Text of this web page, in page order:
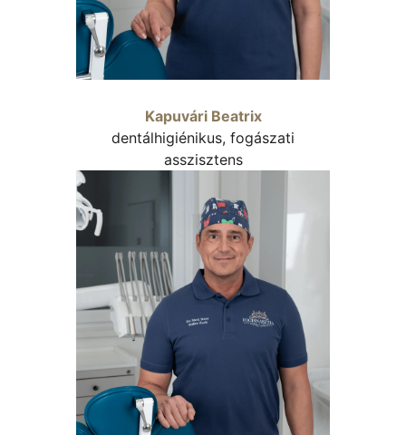
Kapuvári Beatrix
dentálhigiénikus, fogászati
asszisztens